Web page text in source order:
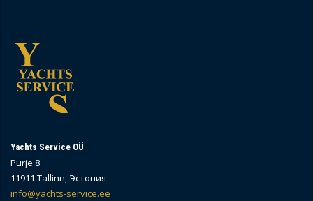
Yachts Service OÜ
Purje 8
11911 Tallinn, Эстония
info@yachts-service.ee